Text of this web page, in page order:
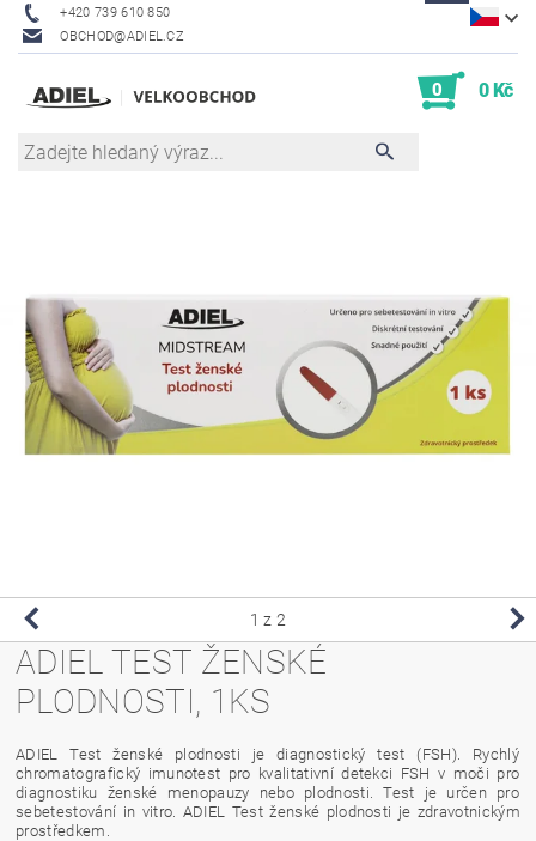
+420 739 610 850
OBCHOD@ADIEL.CZ
0 0 Kč
1 z 2
ADIEL TEST ŽENSKÉ
PLODNOSTI, 1KS
ADIEL Test ženské plodnosti je diagnostický test (FSH). Rychlý
chromatografický imunotest pro kvalitativní detekci FSH v moči pro
diagnostiku ženské menopauzy nebo plodnosti. Test je určen pro
sebetestování in vitro. ADIEL Test ženské plodnosti je zdravotnickým
prostředkem.